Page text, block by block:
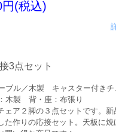
(税込)
3点セット
ブル／木製 キャスター付きチ
木製 背・座：布張り
ェア２脚の３点セットです。
た作りの応接セット。天板に